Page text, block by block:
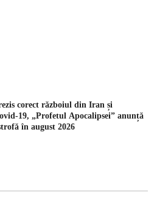
corect războiul din Iran și
19, „Profetul Apocalipsei” anunță
în august 2026